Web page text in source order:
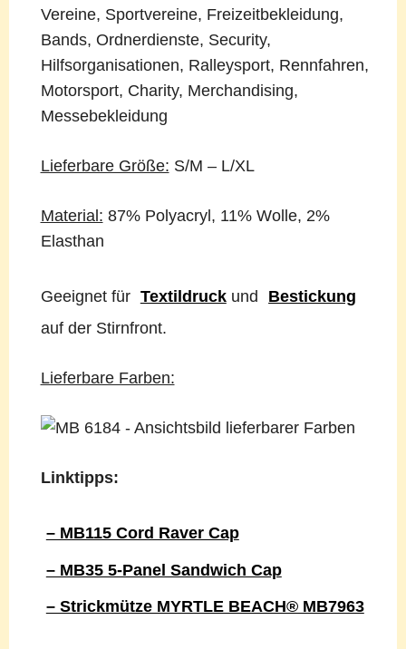
Vereine, Sportvereine, Freizeitbekleidung,
Bands, Ordnerdienste, Security,
Hilfsorganisationen, Ralleysport, Rennfahren,
Motorsport, Charity, Merchandising,
Messebekleidung
Lieferbare Größe: S/M – L/XL
Material: 87% Polyacryl, 11% Wolle, 2%
Elasthan
Geeignet für Textildruckund
Bestickung
auf der Stirnfront.
Lieferbare Farben:
Linktipps:
– MB115 Cord Raver Cap
– MB35 5-Panel Sandwich Cap
– Strickmütze MYRTLE BEACH® MB7963